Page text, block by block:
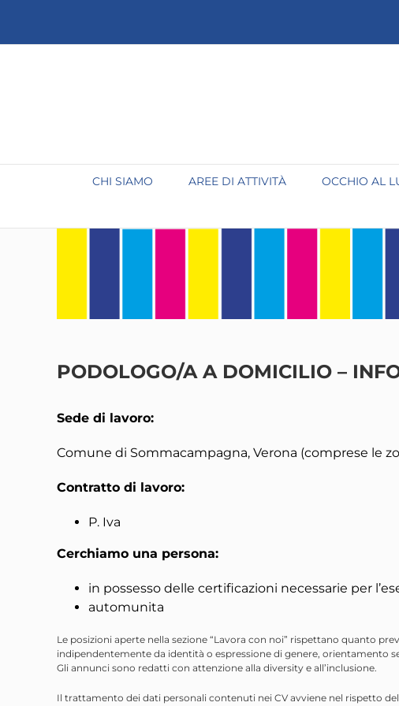
contenuto
CHI SIAMO AREE DI ATTIVITÀ OCCHIO AL
PODOLOGO/A A DOMICILIO –
Sede di lavoro:
Comune di Sommacampagna, Verona (comprese le
Contratto di lavoro:
P. Iva
Cerchiamo una persona:
in possesso delle certificazioni necessarie per
automunita
Le posizioni aperte nella sezione “Lavora con noi” rispettano quanto
indipendentemente da identità o espressione di genere, orientamento
Gli annunci sono redatti con attenzione alla diversity e all’inclusione.
Il trattamento dei dati personali contenuti nei CV avviene nel rispetto